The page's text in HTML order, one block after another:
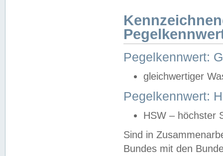
Pegelkennwert:
gleichwertiger
Pegelkennwert:
HSW – höchster
Sind in
Bundes mit den